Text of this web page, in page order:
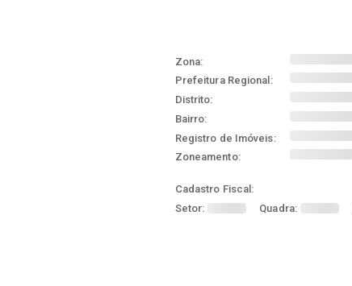
Zona:
Prefeitura Regional:
Distrito:
Bairro:
Registro de Imóveis:
Zoneamento:
Cadastro Fiscal:
Setor:
Quadra: